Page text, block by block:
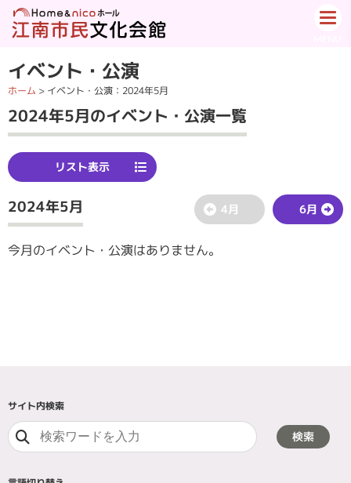
イベント・公演
ホーム > イベント・公演 ：2024年5月
2024年5月のイベント・公演一覧
リスト表示
2024年5月 4月 6月
今月のイベント・公演はありません。
サイト内検索
検索